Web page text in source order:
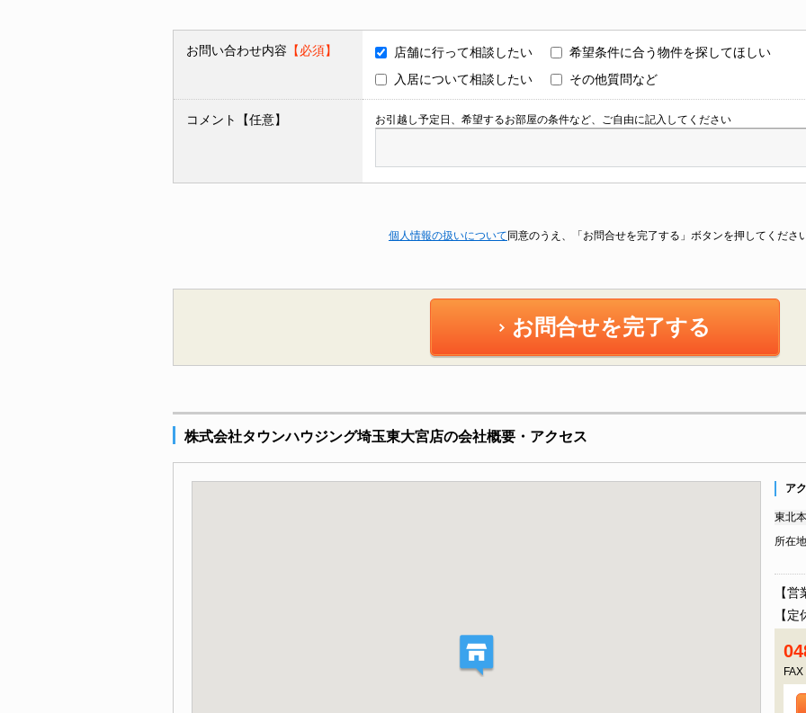
お問い合わせ内容 【必須】 店舗に行って相談したい
希望条件に合う物件を探してほしい
入居について相談したい
その他質問など
コメント【任意】 お引越し予定日、希望するお部屋の条件など、ご自由に記入してください
個人情報の扱いについて 同意のうえ、「お問合せを完了する」ボタンを押してくださ
お問合せを完了する
株式会社タウンハウジング埼玉東大宮店の会社概要・アクセス
ア
東北
所在地
【
【